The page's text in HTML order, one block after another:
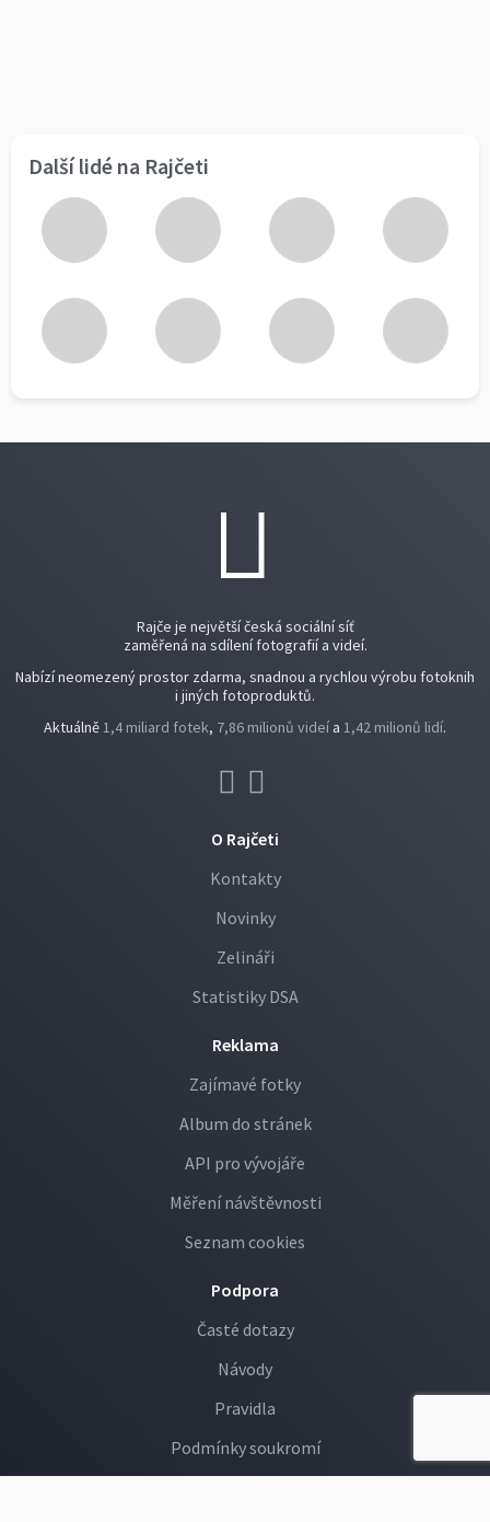
Další lidé na Rajčeti
Rajče je největší česká sociální síť
zaměřená na sdílení fotografií a videí.
Nabízí neomezený prostor zdarma, snadnou a rychlou výrobu fotoknih
i jiných fotoproduktů.
Aktuálně1,4 miliard fotek, 7,86 milionů videí a 1,42 milionů lidí.
O Rajčeti
Kontakty
Novinky
Zelináři
Statistiky DSA
Reklama
Zajímavé fotky
Album do stránek
API pro vývojáře
Měření návštěvnosti
Seznam cookies
Podpora
Časté dotazy
Návody
Pravidla
Podmínky soukromí